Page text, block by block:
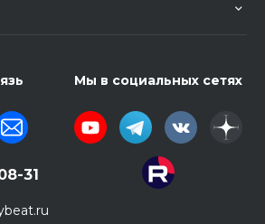
31
Мы в социальных сетях